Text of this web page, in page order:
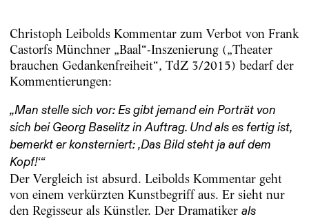
Christoph Leibolds Kommentar zum Verbot von Frank
Castorfs Münchner „Baal“-Inszenierung („Theater
brauchen Gedankenfreiheit“, TdZ 3/2015) bedarf der
Kommentierungen:
„Man stelle sich vor: Es gibt jemand ein Porträt von
sich bei Georg Baselitz in Auftrag. Und als es fertig ist,
bemerkt er konsterniert: ‚Das Bild steht ja auf dem
Kopf!‘“
Der Vergleich ist absurd. Leibolds Kommentar geht
von einem verkürzten Kunstbegriff aus. Er sieht nur
den Regisseur als Künstler. Der Dramatiker als